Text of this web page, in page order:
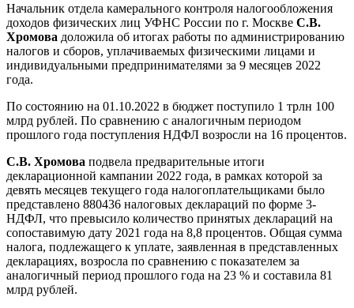
Начальник отдела камерального контроля налогообложения
доходов физических лиц УФНС России по г. Москве С.В.
Хромова доложила об итогах работы по администрированию
налогов и сборов, уплачиваемых физическими лицами и
индивидуальными предпринимателями за 9 месяцев 2022
года.
По состоянию на 01.10.2022 в бюджет поступило 1 трлн 100
млрд рублей. По сравнению с аналогичным периодом
прошлого года поступления НДФЛ возросли на 16 процентов.
С.В. Хромова подвела предварительные итоги
декларационной кампании 2022 года, в рамках которой за
девять месяцев текущего года налогоплательщиками было
представлено 880436 налоговых деклараций по форме 3-
НДФЛ, что превысило количество принятых деклараций на
сопоставимую дату 2021 года на 8,8 процентов. Общая сумма
налога, подлежащего к уплате, заявленная в представленных
декларациях, возросла по сравнению с показателем за
аналогичный период прошлого года на 23 % и составила 81
млрд рублей.